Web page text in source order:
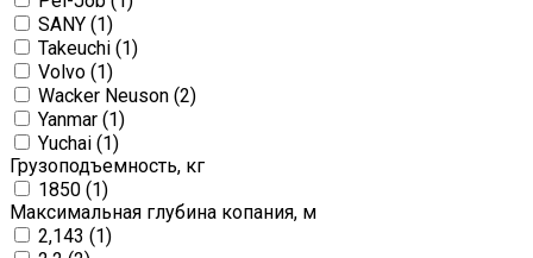
SANY (1)
Takeuchi (1)
Volvo (1)
Wacker Neuson (2)
Yanmar (1)
Yuchai (1)
Грузоподъемность, кг
1850 (1)
Максимальная глубина копания, м
2,143 (1)